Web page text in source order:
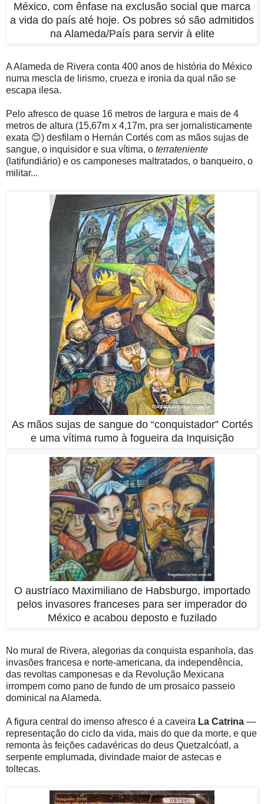
México, com ênfase na exclusão social que marca
a vida do país até hoje. Os pobres só são admitidos
na Alameda/País para servir à elite
A Alameda de Rivera conta 400 anos de história do México
numa mescla de lirismo, crueza e ironia da qual não se
escapa ilesa.
Pelo afresco de quase 16 metros de largura e mais de 4
metros de altura (15,67m x 4,17m, pra ser jornalisticamente
exata 😊) desfilam o Hernán Cortés com as mãos sujas de
sangue, o inquisidor e sua vítima, o terrateniente
(latifundiário) e os camponeses maltratados, o banqueiro, o
militar...
As mãos sujas de sangue do “conquistador” Cortés
e uma vítima rumo à fogueira da Inquisição
O austríaco Maximiliano de Habsburgo, importado
pelos invasores franceses para ser imperador do
México e acabou deposto e fuzilado
No mural de Rivera, alegorias da conquista espanhola, das
invasões francesa e norte-americana, da independência,
das revoltas camponesas e da Revolução Mexicana
irrompem como pano de fundo de um prosaico passeio
dominical na Alameda.
A figura central do imenso afresco é a caveira La Catrina —
representação do ciclo da vida, mais do que da morte, e que
remonta às feições cadavéricas do deus Quetzalcóatl, a
serpente emplumada, divindade maior de astecas e
toltecas.